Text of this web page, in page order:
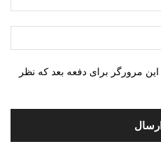
مرورگر برای دفعه بعد که نظر